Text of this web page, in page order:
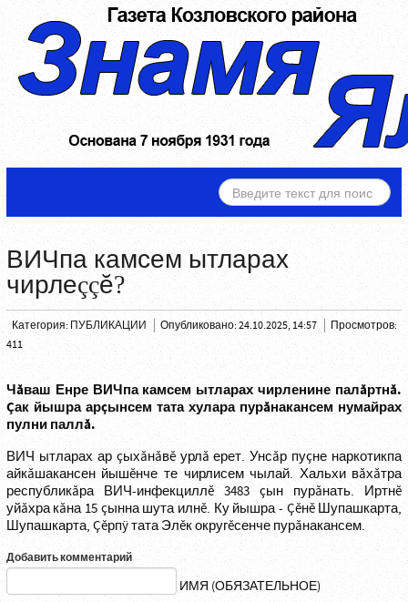
ИСКАТЬ...
ВИЧпа камсем ытларах
чирлеççĕ?
Категория: ПУБЛИКАЦИИ Опубликовано: 24.10.2025, 14:57
Просмотров:
411
Чăваш Енре ВИЧпа камсем ытларах чирленине палăртнă.
Çак йышра арçынсем тата хулара пурăнакансем нумайрах
пулни паллă.
ВИЧ ытларах ар çыхăнăвĕ урлă ерет. Унсăр пуçне наркотикпа
айкăшакансен йышĕнче те чирлисем чылай. Хальхи вăхăтра
республикăра ВИЧ-инфекциллĕ 3483 çын пурăнать. Иртнĕ
уйăхра кăна 15 çынна шута илнĕ. Ку йышра - Çĕнĕ Шупашкарта,
Шупашкарта, Çĕрпÿ тата Элĕк округĕсенче пурăнакансем.
Добавить комментарий
ИМЯ (ОБЯЗАТЕЛЬНОЕ)